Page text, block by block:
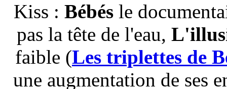
Kiss : Bébés le
pas la tête de l'eau,
faible (Les triplettes de
une augmentation de ses